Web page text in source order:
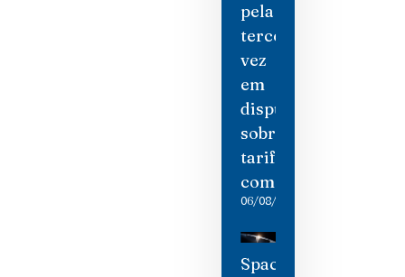
pela
terceira
vez
em
disputa
sobre
tarifas
comerciais
06/08/2026
SpaceX